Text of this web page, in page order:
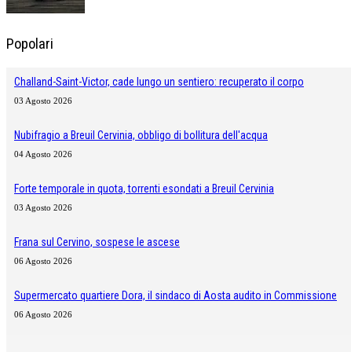
Popolari
Challand-Saint-Victor, cade lungo un sentiero: recuperato il corpo
03 Agosto 2026
Nubifragio a Breuil Cervinia, obbligo di bollitura dell'acqua
04 Agosto 2026
Forte temporale in quota, torrenti esondati a Breuil Cervinia
03 Agosto 2026
Frana sul Cervino, sospese le ascese
06 Agosto 2026
Supermercato quartiere Dora, il sindaco di Aosta audito in Commissione
06 Agosto 2026